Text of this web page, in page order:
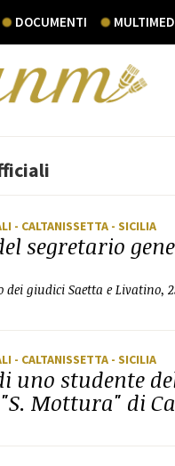
DOCUMENTI
- CALTANISSETTA - SICILIA
segretario
giudici Saetta e Livatino,
- CALTANISSETTA - SICILIA
uno studente
Mottura" di